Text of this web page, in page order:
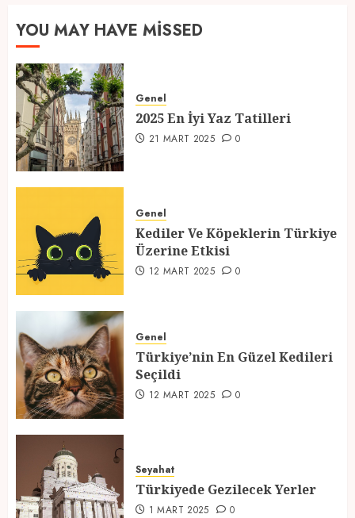
1
21 MART 2025
2
Üzerine Etkisi
12 MART 2025 0
3
Seçildi
12 MART 2025 0
4
1 MART 2025
YOU MAY HAVE MISSED
Genel
2025 En İyi Yaz Tatilleri
21 MART 2025 0
Genel
Kediler Ve Köpeklerin Türkiye
Üzerine Etkisi
12 MART 2025 0
Genel
Türkiye’nin En Güzel Kedileri
Seçildi
12 MART 2025 0
Seyahat
Türkiyede Gezilecek Yerler
1 MART 2025 0